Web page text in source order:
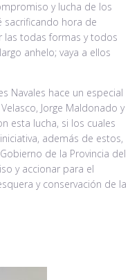
y lucha de los
hora de
las todas formas y todos
anhelo; vaya a ellos
Navales hace un especial
Jorge Maldonado y
esta lucha, si los cuales
además de estos,
de la Provincia del
y accionar para el
y conservación de la